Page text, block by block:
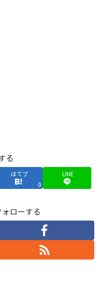
る
はてブ
0
LINE
ローする